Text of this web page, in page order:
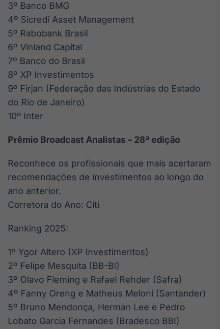
3º Banco BMG
4º Sicredi Asset Management
5º Rabobank Brasil
6º Vinland Capital
7º Banco do Brasil
8º XP Investimentos
9º Firjan (Federação das Indústrias do Estado
do Rio de Janeiro)
10º Inter
Prêmio Broadcast Analistas – 28ª edição
Reconhece os profissionais que mais acertaram
recomendações de investimentos ao longo do
ano anterior.
Corretora do Ano: Citi
Ranking 2025:
1º Ygor Altero (XP Investimentos)
2º Felipe Mesquita (BB-BI)
3º Olavo Fleming e Rafael Rehder (Safra)
4º Fanny Oreng e Matheus Meloni (Santander)
5º Bruno Mendonça, Herman Lee e Pedro
Lobato Garcia Fernandes (Bradesco BBI)